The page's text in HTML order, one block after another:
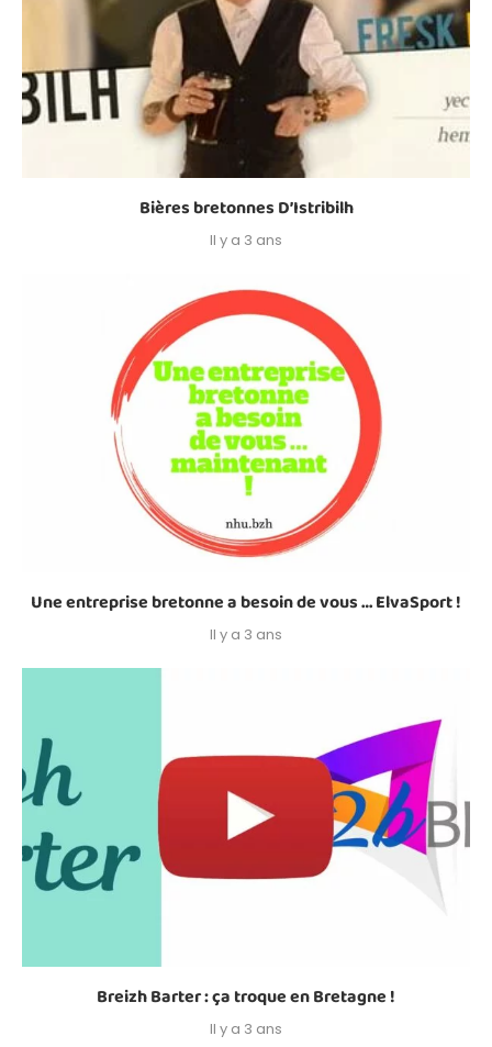
Bières bretonnes D’Istribilh
Il y a 3 ans
Une entreprise bretonne a besoin de vous … ElvaSport !
Il y a 3 ans
Breizh Barter : ça troque en Bretagne !
Il y a 3 ans